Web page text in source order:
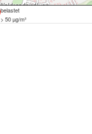
belastet
> 50 µg/m³